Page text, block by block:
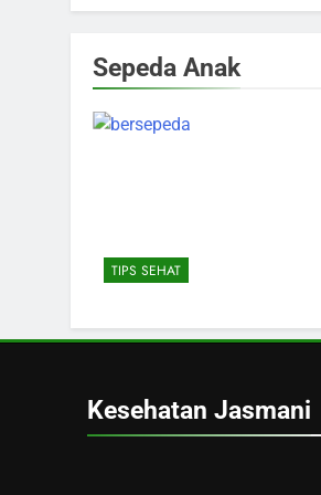
Sepeda Anak
TIPS SEHAT
Kesehatan Jasmani